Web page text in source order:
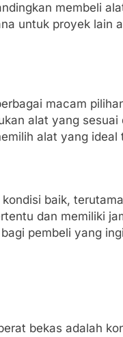
membeli
untuk proyek lain
macam
alat yang
alat yang
baik,
dan memiliki
pembeli yang
bekas adalah